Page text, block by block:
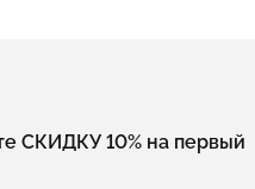
СКИДКУ 10% на первый